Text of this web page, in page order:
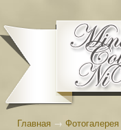
Главная → Фотогалерея